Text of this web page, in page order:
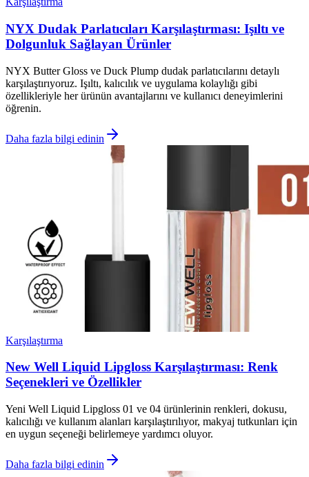
NYX Dudak Parlatıcıları Karşılaştırması: Işıltı ve
Dolgunluk Sağlayan Ürünler
NYX Butter Gloss ve Duck Plump dudak parlatıcılarını detaylı
karşılaştırıyoruz. Işıltı, kalıcılık ve uygulama kolaylığı gibi
özellikleriyle her ürünün avantajlarını ve kullanıcı deneyimlerini
öğrenin.
Daha fazla bilgi edinin
Karşılaştırma
New Well Liquid Lipgloss Karşılaştırması: Renk
Seçenekleri ve Özellikler
Yeni Well Liquid Lipgloss 01 ve 04 ürünlerinin renkleri, dokusu,
kalıcılığı ve kullanım alanları karşılaştırılıyor, makyaj tutkunları için
en uygun seçeneği belirlemeye yardımcı oluyor.
Daha fazla bilgi edinin